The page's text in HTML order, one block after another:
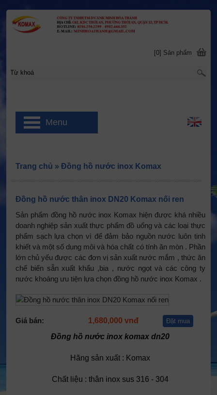
Đồng hồ nước thân inox DN20 Komax nối ren
Sản phẩm đồng hồ nước inox Komax hiện được khá nhiều
doanh nghiệp sản xuất thực phẩm đồ uống và các loại thực
phẩm sạch lựa chọn vì để đảm bảo nguồn nước luôn tinh
khiết và một số dung môi và hóa chất có tính ăn mòn . Phần
lớn chủ yếu được các đơn vị sản xuất nước mắm , thức ăn
chế biến sẵn xuất khẩu ,bia , nước ngọt và các công ty
nước khoáng ưu tiện lựa chọn đồng hồ nước inox Komax .
Giá bán: 1,680,000 vnđ Đặt mua
Đồng hồ nước inox komax dn20
Hãng sản xuất : Komax
Chất liệu : thân inox sus 316 - 304
Trang chủ » Đồng hồ nước inox Komax
[0] Sản phẩm
Menu